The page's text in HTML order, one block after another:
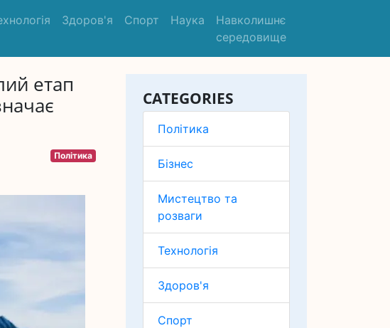
Здоров'я Спорт Наука
Навколишнє
середовище
CATEGORIES
Політика
Бізнес
Мистецтво та
розваги
Технологія
Здоров'я
Спорт
етап
Політика